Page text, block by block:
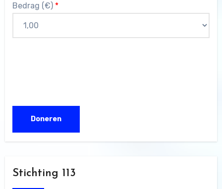
Bedrag (€) *
Stichting 113